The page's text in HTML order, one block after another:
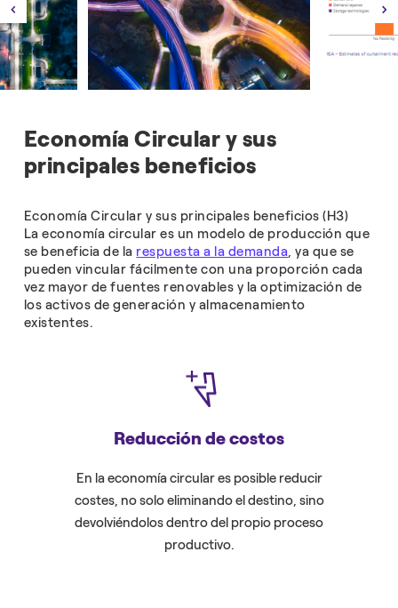
Economía Circular y sus
principales beneficios
Economía Circular y sus principales beneficios (H3)
La economía circular es un modelo de producción que
se beneficia de la respuesta a la demanda, ya que se
pueden vincular fácilmente con una proporción cada
vez mayor de fuentes renovables y la optimización de
los activos de generación y almacenamiento
existentes.
Reducción de costos
En la economía circular es posible reducir
costes, no solo eliminando el destino, sino
devolviéndolos dentro del propio proceso
productivo.